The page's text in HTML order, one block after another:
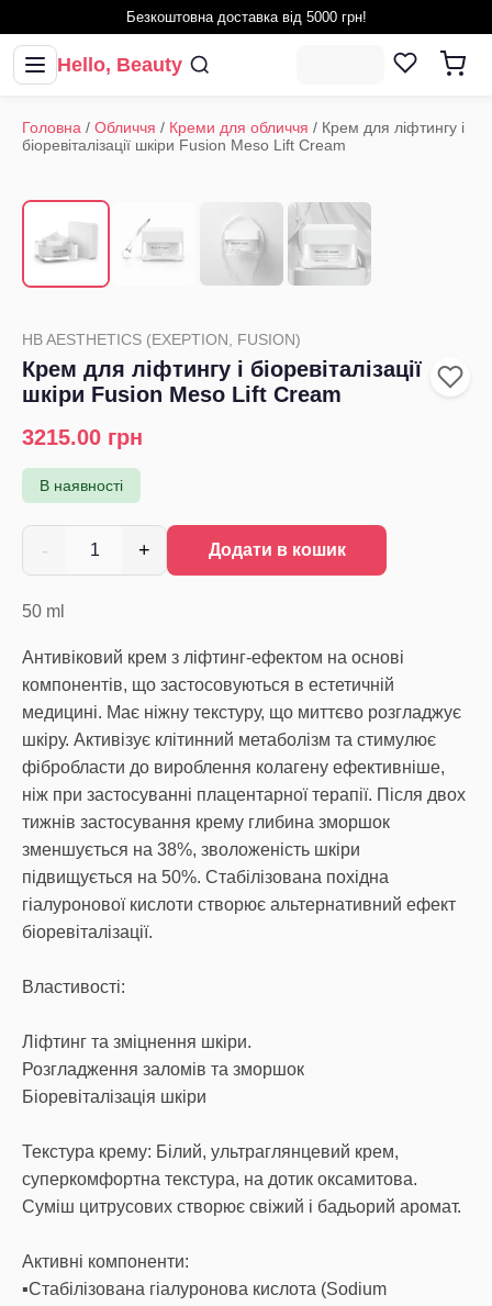
Безкоштовна доставка від 5000 грн!
Hello, Beauty
Головна / Обличчя / Креми для обличчя / Крем для ліфтингу і
біоревіталізації шкіри Fusion Meso Lift Cream
HB AESTHETICS (EXEPTION, FUSION)
Крем для ліфтингу і біоревіталізації
шкіри Fusion Meso Lift Cream
3215.00 грн
В наявності
- 1 + Додати в кошик
50 ml
Антивіковий крем з ліфтинг-ефектом на основі
компонентів, що застосовуються в естетичній
медицині. Має ніжну текстуру, що миттєво розгладжує
шкіру. Активізує клітинний метаболізм та стимулює
фібробласти до вироблення колагену ефективніше,
ніж при застосуванні плацентарної терапії. Після двох
тижнів застосування крему глибина зморшок
зменшується на 38%, зволоженість шкіри
підвищується на 50%. Стабілізована похідна
гіалуронової кислоти створює альтернативний ефект
біоревіталізації.
Властивості:
Ліфтинг та зміцнення шкіри.
Розгладження заломів та зморшок
Біоревіталізація шкіри
Текстура крему: Білий, ультраглянцевий крем,
суперкомфортна текстура, на дотик оксамитова.
Суміш цитрусових створює свіжий і бадьорий аромат.
Активні компоненти:
▪️Стабілізована гіалуронова кислота (Sodium